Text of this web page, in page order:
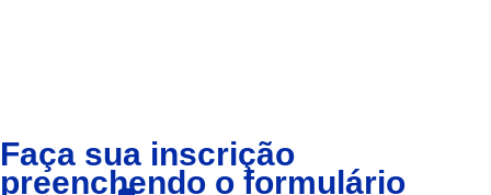
Faça sua inscrição
preenchendo o formulário